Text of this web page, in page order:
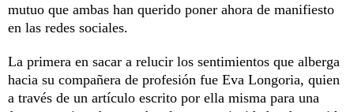
mutuo que ambas han querido poner ahora de manifiesto
en las redes sociales.
La primera en sacar a relucir los sentimientos que alberga
hacia su compañera de profesión fue Eva Longoria, quien
a través de un artículo escrito por ella misma para una